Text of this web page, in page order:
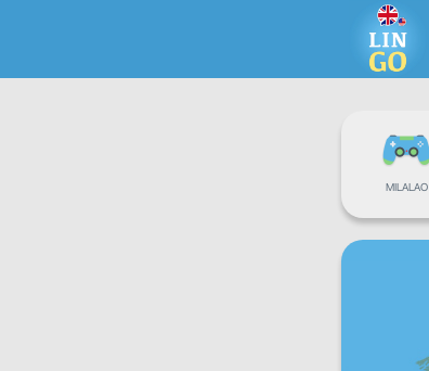
MILALAO